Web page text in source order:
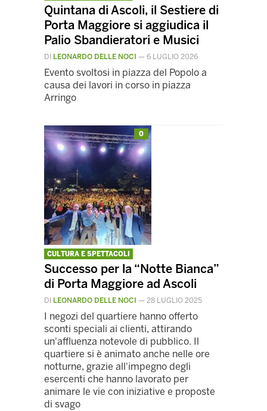
Quintana di Ascoli, il Sestiere di
Porta Maggiore si aggiudica il
Palio Sbandieratori e Musici
DI LEONARDO DELLE NOCI — 6 LUGLIO 2026
Evento svoltosi in piazza del Popolo a
causa dei lavori in corso in piazza
Arringo
0
CULTURA E SPETTACOLI
Successo per la “Notte Bianca”
di Porta Maggiore ad Ascoli
DI LEONARDO DELLE NOCI — 28 LUGLIO 2025
I negozi del quartiere hanno offerto
sconti speciali ai clienti, attirando
un'affluenza notevole di pubblico. Il
quartiere si è animato anche nelle ore
notturne, grazie all'impegno degli
esercenti che hanno lavorato per
animare le vie con iniziative e proposte
di svago